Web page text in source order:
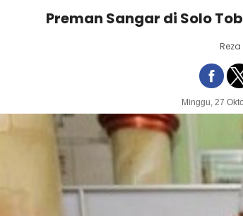
Preman Sangar di Solo
Minggu, 27